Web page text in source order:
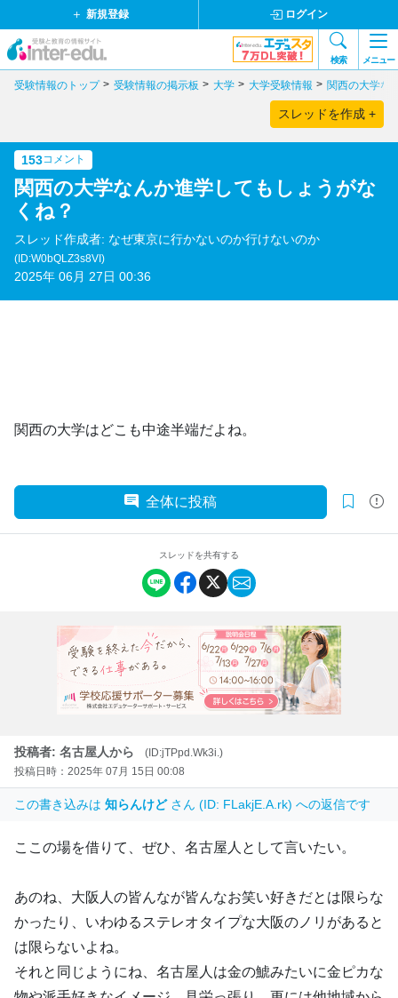
新規登録 ログイン
検索 メニュー
受験情報のトップ 受験情報の掲示板 大学 大学受験情報 関西の大学な
スレッドを作成 +
153コメント
関西の大学なんか進学してもしょうがな
くね？
スレッド作成者: なぜ東京に行かないのか行けないのか
(ID:W0bQLZ3s8VI)
2025年 06月 27日 00:36
関西の大学はどこも中途半端だよね。
全体に投稿
スレッドを共有する
投稿者: 名古屋人から
(ID:jTPpd.Wk3i.)
投稿日時：2025年 07月 15日 00:08
この書き込みは 知らんけど さん (ID: FLakjE.A.rk) への返信です
ここの場を借りて、ぜひ、名古屋人として言いたい。
あのね、大阪人の皆んなが皆んなお笑い好きだとは限らな
かったり、いわゆるステレオタイプな大阪のノリがあると
は限らないよね。
それと同じようにね、名古屋人は金の鯱みたいに金ピカな